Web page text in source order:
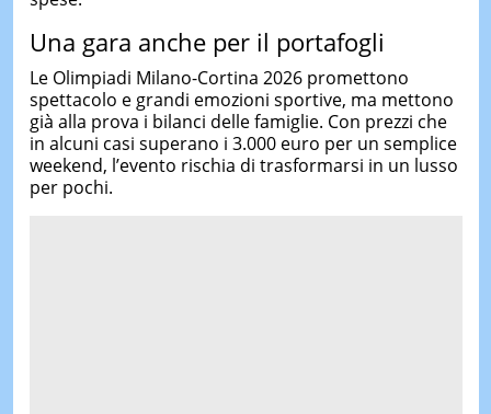
Una gara anche per il portafogli
Le Olimpiadi Milano-Cortina 2026 promettono
spettacolo e grandi emozioni sportive, ma mettono
già alla prova i bilanci delle famiglie. Con prezzi che
in alcuni casi superano i 3.000 euro per un semplice
weekend, l’evento rischia di trasformarsi in un lusso
per pochi.